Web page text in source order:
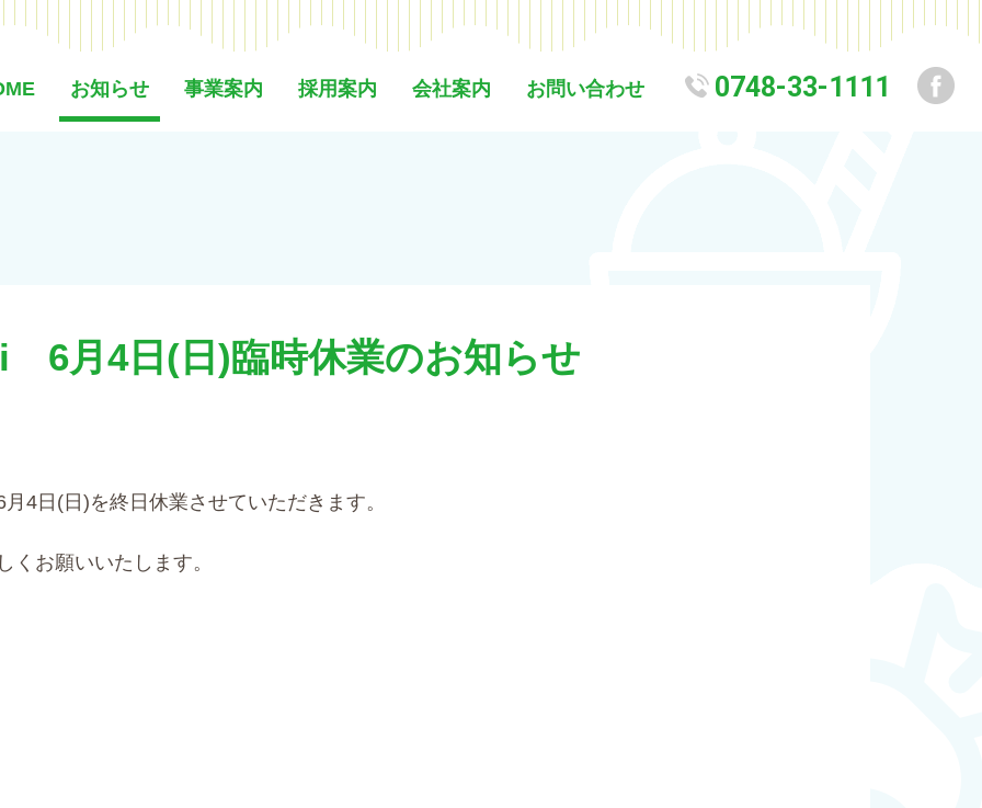
お知らせ 事業案内 採用案内 会社案内 お問い合わせ 0748-33-1111
6月4日(日)臨時休業のお知らせ
4日(日)を終日休業させていただきます。
お願いいたします。